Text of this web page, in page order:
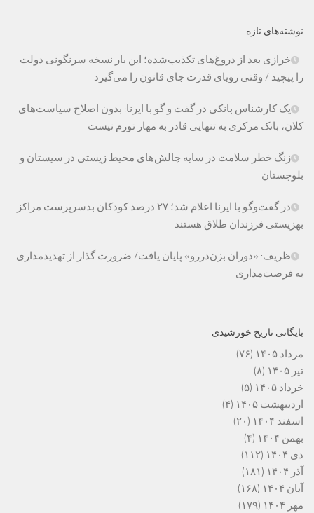
نوشته‌های تازه
خرازی بعد از دروغ‌های تکذیب‌شده؛ این بار نسخه سرنگونی دولت
را پیچید / وقتی رویای قدرت جای قانون را می‌گیرد
یک کارشناس بانکی در گفت و گو با ایرنا: بدون اصلاح سیاست‌های
کلان، بانک مرکزی به تنهایی قادر به مهار تورم نیست
زنگ خطر سلامت در سایه چالش‌های محیط زیستی در سیستان و
بلوچستان
در گفت‌وگو با ایرنا اعلام شد؛ ۲۷ درصد کودکان بدسرپرست مراکز
بهزیستی فرزندان طلاق هستند
ظریف: «دوران بزن‌دررو» پایان یافت/ ضرورت گذار از تهدیدمداری
به فرصت‌مداری
بایگانی تاریخ خورشیدی
مرداد ۱۴۰۵
(۷۶)
تیر ۱۴۰۵
(۸)
خرداد ۱۴۰۵
(۵)
اردیبهشت ۱۴۰۵
(۴)
اسفند ۱۴۰۴
(۲۰)
بهمن ۱۴۰۴
(۴)
دی ۱۴۰۴
(۱۱۲)
آذر ۱۴۰۴
(۱۸۱)
آبان ۱۴۰۴
(۱۶۸)
مهر ۱۴۰۴
(۱۷۹)